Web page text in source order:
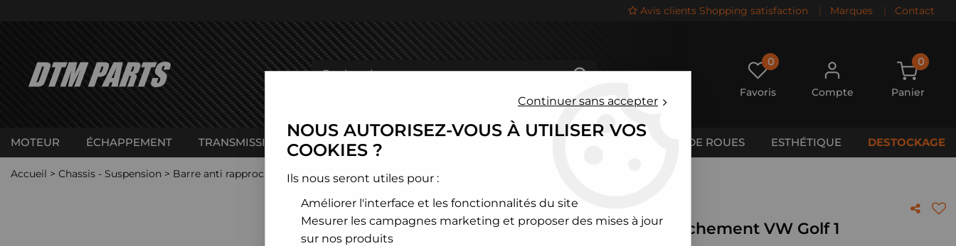
Avis clients Shopping satisfaction | Marques | Contact
0
Favoris Compte
0
Panier
MOTEUR ÉCHAPPEMENT TRANSMISSION CHÂSSIS CALES DE ROUES ESTHÉTIQUE DESTOCKAGE
Accueil > Chassis - Suspension > Barre anti rapprochement >Volkswagen >Golf >Golf 1
TA TECHNIX
Kit de 3 barres anti-rapprochement VW Golf 1
Continuer sans accepter
NOUS AUTORISEZ-VOUS À UTILISER VOS
COOKIES ?
Ils nous seront utiles pour :
Améliorer l'interface et les fonctionnalités du site
Mesurer les campagnes marketing et proposer des mises à jour
sur nos produits